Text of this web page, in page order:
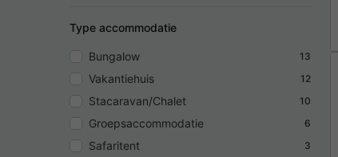
Type accommodatie
Bungalow 13
Vakantiehuis 12
Stacaravan/Chalet 10
Groepsaccommodatie 6
Safaritent
3